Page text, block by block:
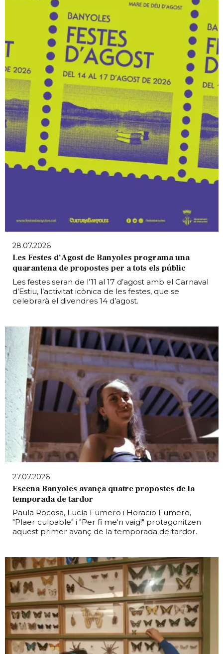
28.07.2026
Les Festes d’Agost de Banyoles programa una
quarantena de propostes per a tots els públic
Les festes seran de l’11 al 17 d’agost amb el Carnaval
d’Estiu, l’activitat icònica de les festes, que se
celebrarà el divendres 14 d’agost.
27.07.2026
Escena Banyoles avança quatre propostes de la
temporada de tardor
Paula Rocosa, Lucía Fumero i Horacio Fumero,
"Plaer culpable" i "Per fi me'n vaig!" protagonitzen
aquest primer avanç de la temporada de tardor.